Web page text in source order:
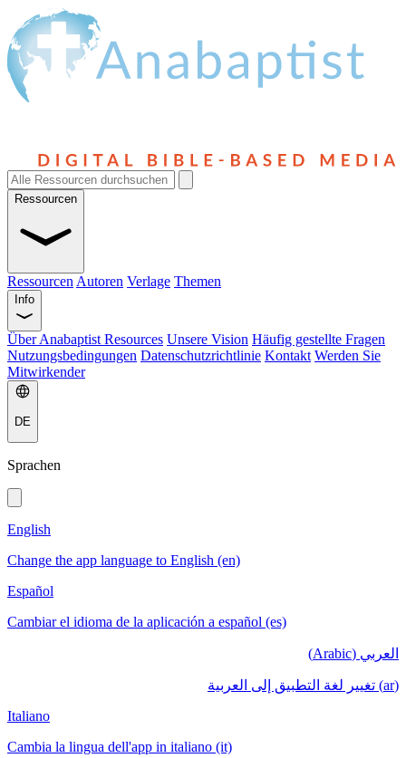
Ressourcen
Ressourcen Autoren Verlage Themen
Info
Über Anabaptist Resources Unsere Vision Häufig gestellte Fragen
Nutzungsbedingungen Datenschutzrichtlinie Kontakt Werden Sie
Mitwirkender
DE
Sprachen
English
Change the app language to English (en)
Español
Cambiar el idioma de la aplicación a español (es)
العربي (Arabic)
(ar) تغيير لغة التطبيق إلى العربية
Italiano
Cambia la lingua dell'app in italiano (it)